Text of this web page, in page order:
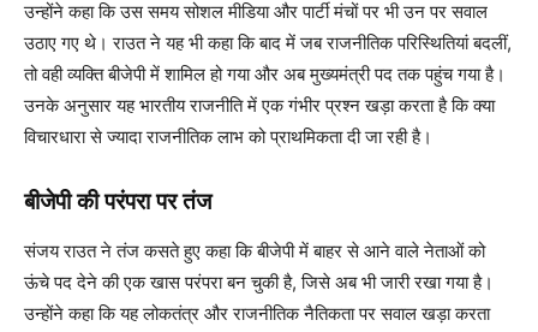
उन्होंने कहा कि उस समय सोशल मीडिया और पार्टी मंचों पर भी उन पर सवाल
उठाए गए थे। राउत ने यह भी कहा कि बाद में जब राजनीतिक परिस्थितियां बदलीं,
तो वही व्यक्ति बीजेपी में शामिल हो गया और अब मुख्यमंत्री पद तक पहुंच गया है।
उनके अनुसार यह भारतीय राजनीति में एक गंभीर प्रश्न खड़ा करता है कि क्या
विचारधारा से ज्यादा राजनीतिक लाभ को प्राथमिकता दी जा रही है।
बीजेपी की परंपरा पर तंज
संजय राउत ने तंज कसते हुए कहा कि बीजेपी में बाहर से आने वाले नेताओं को
ऊंचे पद देने की एक खास परंपरा बन चुकी है, जिसे अब भी जारी रखा गया है।
उन्होंने कहा कि यह लोकतंत्र और राजनीतिक नैतिकता पर सवाल खड़ा करता